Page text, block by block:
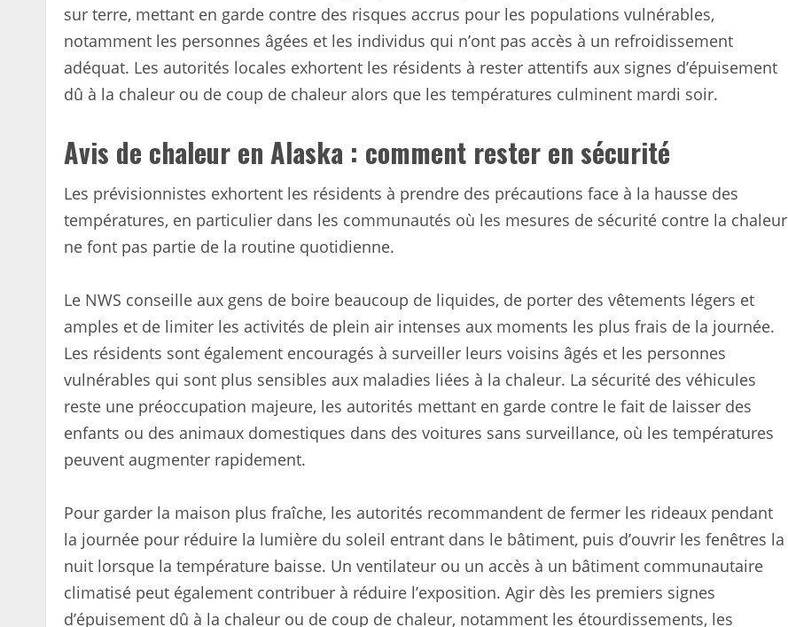
sur terre, mettant en garde contre des risques accrus pour les populations vulnérables,
notamment les personnes âgées et les individus qui n’ont pas accès à un refroidissement
adéquat. Les autorités locales exhortent les résidents à rester attentifs aux signes d’épuisement
dû à la chaleur ou de coup de chaleur alors que les températures culminent mardi soir.
Avis de chaleur en Alaska : comment rester en sécurité
Les prévisionnistes exhortent les résidents à prendre des précautions face à la hausse des
températures, en particulier dans les communautés où les mesures de sécurité contre la chaleur
ne font pas partie de la routine quotidienne.
Le NWS conseille aux gens de boire beaucoup de liquides, de porter des vêtements légers et
amples et de limiter les activités de plein air intenses aux moments les plus frais de la journée.
Les résidents sont également encouragés à surveiller leurs voisins âgés et les personnes
vulnérables qui sont plus sensibles aux maladies liées à la chaleur. La sécurité des véhicules
reste une préoccupation majeure, les autorités mettant en garde contre le fait de laisser des
enfants ou des animaux domestiques dans des voitures sans surveillance, où les températures
peuvent augmenter rapidement.
Pour garder la maison plus fraîche, les autorités recommandent de fermer les rideaux pendant
la journée pour réduire la lumière du soleil entrant dans le bâtiment, puis d’ouvrir les fenêtres la
nuit lorsque la température baisse. Un ventilateur ou un accès à un bâtiment communautaire
climatisé peut également contribuer à réduire l’exposition. Agir dès les premiers signes
d’épuisement dû à la chaleur ou de coup de chaleur, notamment les étourdissements, les